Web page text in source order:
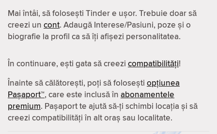
Mai întâi, să folosești Tinder e ușor. Trebuie doar să
creezi un cont. Adaugă Interese/Pasiuni, poze și o
biografie la profil ca să îți afișezi personalitatea.
În continuare, ești gata să creezi compatibilităţi!
Înainte să călătorești, poți să folosești opțiunea
Pașaport™, care este inclusă în abonamentele
premium. Pașaport te ajută să-ți schimbi locația și să
creezi compatibilităţi în alt oraș sau localitate.